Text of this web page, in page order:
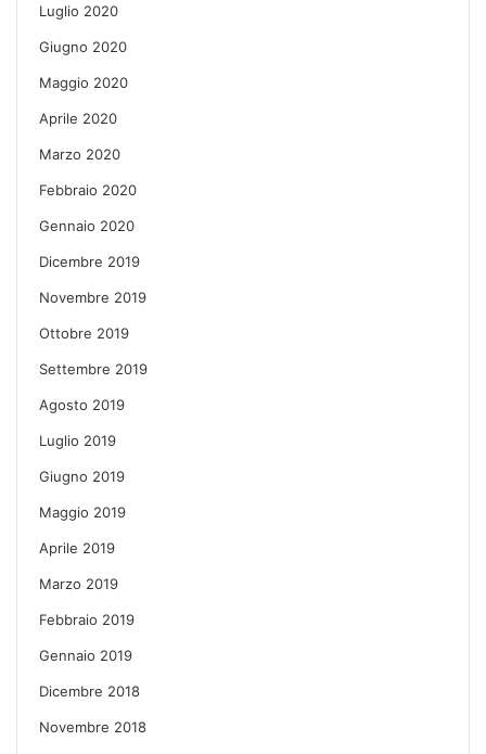
Luglio 2020
Giugno 2020
Maggio 2020
Aprile 2020
Marzo 2020
Febbraio 2020
Gennaio 2020
Dicembre 2019
Novembre 2019
Ottobre 2019
Settembre 2019
Agosto 2019
Luglio 2019
Giugno 2019
Maggio 2019
Aprile 2019
Marzo 2019
Febbraio 2019
Gennaio 2019
Dicembre 2018
Novembre 2018